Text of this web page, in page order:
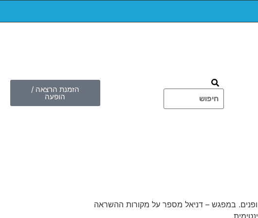
הזמנת הרצאה /
הופעה
ופנים. במפגש – דניאל מספר על מקורות ההשראה